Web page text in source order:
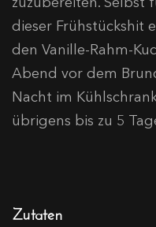
dieser Frühstückshit
den Vanille-Rahm-
Abend vor dem
Nacht im
übrigens bis zu 5
Zutaten